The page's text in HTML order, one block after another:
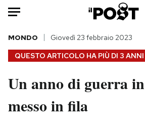
Auto
HOME
Italia
Politica
Moda
QUESTO ARTICOLO HA PIÙ DI 3 ANNI
MONDO Giovedì 23 febbraio 2023
Un anno di guerra
messo in fila